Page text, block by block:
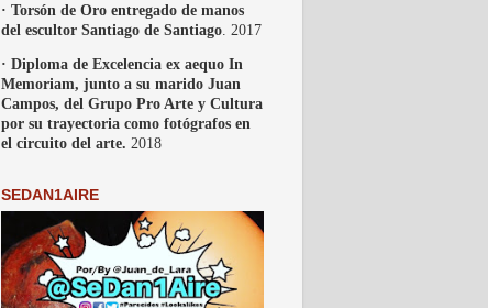
· Torsón de Oro entregado de manos
del escultor Santiago de Santiago . 2017
· Diploma de Excelencia ex aequo In
Memoriam, junto a su marido Juan
Campos, del Grupo Pro Arte y Cultura
por su trayectoria como fotógrafos en
el circuito del arte. 2018
SEDAN1AIRE